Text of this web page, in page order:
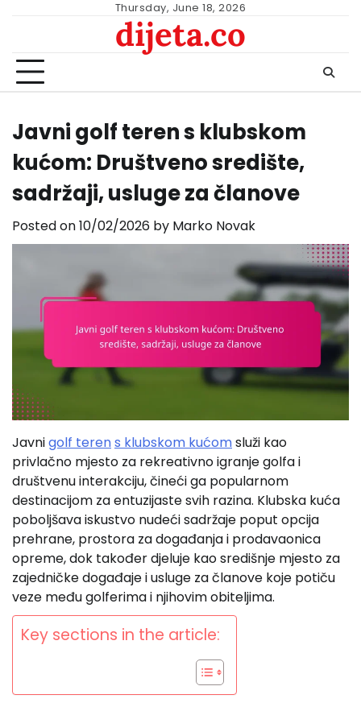
Thursday, June 18, 2026
dijeta.co
Javni golf teren s klubskom
kućom: Društveno središte,
sadržaji, usluge za članove
Posted on10/02/2026 by Marko Novak
Javnigolf terens klubskom kućomsluži kao
privlačno mjesto za rekreativno igranje golfa i
društvenu interakciju, čineći ga popularnom
destinacijom za entuzijaste svih razina. Klubska kuća
poboljšava iskustvo nudeći sadržaje poput opcija
prehrane, prostora za događanja i prodavaonica
opreme, dok također djeluje kao središnje mjesto za
zajedničke događaje i usluge za članove koje potiču
veze među golferima i njihovim obiteljima.
Key sections in the article: